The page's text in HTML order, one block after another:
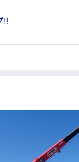
!!